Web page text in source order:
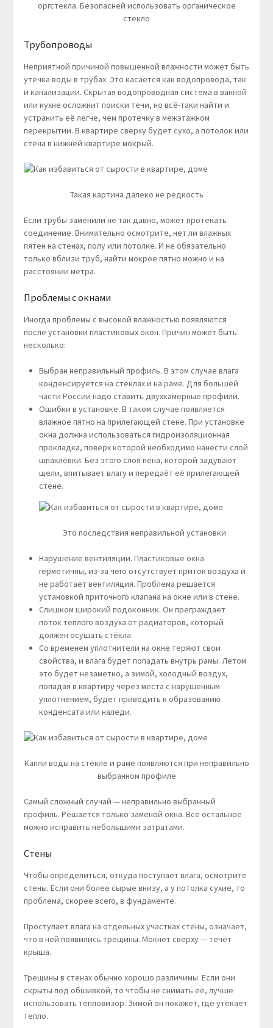
оргстекла. Безопасней использовать органическое
стекло
Трубопроводы
Неприятной причиной повышенной влажности может быть
утечка воды в трубах. Это касается как водопровода, так
и канализации. Скрытая водопроводная система в ванной
или кухне осложнит поиски течи, но всё-таки найти и
устранить её легче, чем протечку в межэтажном
перекрытии. В квартире сверху будет сухо, а потолок или
стена в нижней квартире мокрый.
Такая картина далеко не редкость
Если трубы заменили не так давно, может протекать
соединение. Внимательно осмотрите, нет ли влажных
пятен на стенах, полу или потолке. И не обязательно
только вблизи труб, найти мокрое пятно можно и на
расстоянии метра.
Проблемы с окнами
Иногда проблемы с высокой влажностью появляются
после установки пластиковых окон. Причин может быть
несколько:
Выбран неправильный профиль. В этом случае влага
конденсируется на стёклах и на раме. Для большей
части России надо ставить двухкамерные профили.
Ошибки в установке. В таком случае появляется
влажное пятно на прилегающей стене. При установке
окна должна использоваться гидроизоляционная
прокладка, поверх которой необходимо нанести слой
шпаклёвки. Без этого слоя пена, которой задувают
щели, впитывает влагу и передаёт её прилегающей
стене.
Это последствия неправильной установки
Нарушение вентиляции. Пластиковые окна
герметичны, из-за чего отсутствует приток воздуха и
не работает вентиляция. Проблема решается
установкой приточного клапана на окне или в стене.
Слишком широкий подоконник. Он преграждает
поток тёплого воздуха от радиаторов, который
должен осушать стёкла.
Со временем уплотнители на окне теряют свои
свойства, и влага будет попадать внутрь рамы. Летом
это будет незаметно, а зимой, холодный воздух,
попадая в квартиру через места с нарушенным
уплотнением, будет приводить к образованию
конденсата или наледи.
Капли воды на стекле и раме появляются при неправильно
выбранном профиле
Самый сложный случай — неправильно выбранный
профиль. Решается только заменой окна. Всё остальное
можно исправить небольшими затратами.
Стены
Чтобы определиться, откуда поступает влага, осмотрите
стены. Если они более сырые внизу, а у потолка сухие, то
проблема, скорее всего, в фундаменте.
Проступает влага на отдельных участках стены, означает,
что в ней появились трещины. Мокнет сверху — течёт
крыша.
Трещины в стенах обычно хорошо различимы. Если они
скрыты под обшивкой, то чтобы не снимать её, лучше
использовать тепловизор. Зимой он покажет, где утекает
тепло.